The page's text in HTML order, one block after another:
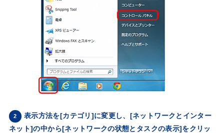
2
表示方法を[カテゴリ]に変更し、[ネットワークとインター
ネット]の中から[ネットワークの状態とタスクの表示]をクリッ